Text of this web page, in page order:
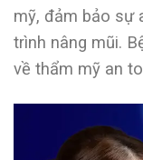
mỹ, đảm bảo sự
trình nâng mũi.
về thẩm mỹ an